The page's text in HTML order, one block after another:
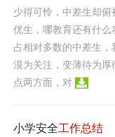
少得可怜，中差生却
优生，哪教育还有什
占相对多数的中差生
漠为关注，变薄待为
点两方面，对
小学安全工作总结